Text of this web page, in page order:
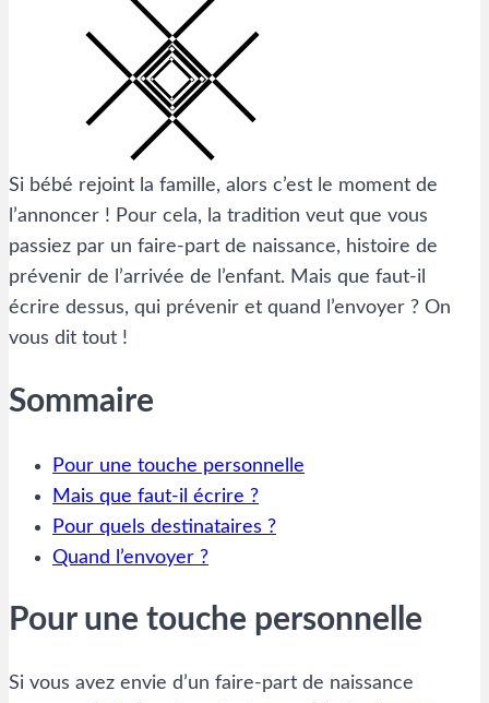
Si bébé rejoint la famille, alors c’est le moment de
l’annoncer ! Pour cela, la tradition veut que vous
passiez par un faire-part de naissance, histoire de
prévenir de l’arrivée de l’enfant. Mais que faut-il
écrire dessus, qui prévenir et quand l’envoyer ? On
vous dit tout !
Sommaire
Pour une touche personnelle
Mais que faut-il écrire ?
Pour quels destinataires ?
Quand l’envoyer ?
Pour une touche personnelle
Si vous avez envie d’un faire-part de naissance